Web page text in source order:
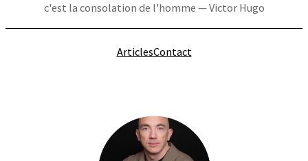
c'est la consolation de l'homme — Victor Hugo
ArticlesContact